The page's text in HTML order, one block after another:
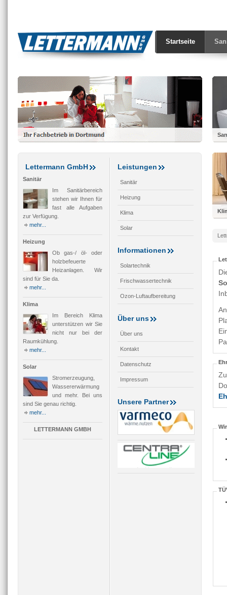
Startseite
Lettermann GmbH
Sanitär
Im Sanitärbereich
stehen wir Ihnen für
fast alle Aufgaben
zur Verfügung.
mehr...
Heizung
Ob gas-/ öl- oder
holzbefeuerte
Heizanlagen. Wir
sind für Sie da.
mehr...
Klima
Im Bereich Klima
unterstützen wir Sie
nicht nur bei der
Raumkühlung.
mehr...
Solar
Stromerzeugung,
Wassererwärmung
und mehr. Bei uns
sind Sie genau richtig.
mehr...
LETTERMANN GMBH
Leistungen
Sanitär
Heizung
Klima
Solar
Informationen
Solartechnik
Frischwassertechnik
Ozon-Luftaufbereitung
Über uns
Über uns
Kontakt
Datenschutz
Impressum
Unsere Partner